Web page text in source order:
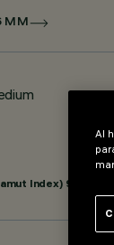
MM
Index) 99
Al